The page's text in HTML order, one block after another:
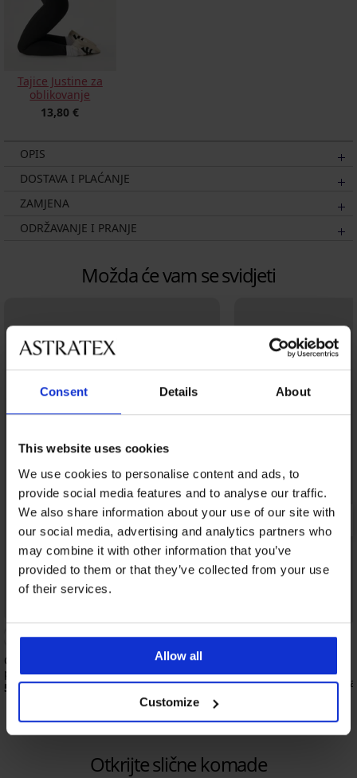
Consent Details About
This website uses cookies
We use cookies to personalise content and ads, to
provide social media features and to analyse our traffic.
We also share information about your use of our site with
our social media, advertising and analytics partners who
may combine it with other information that you’ve
provided to them or that they’ve collected from your use
of their services.
Allow all
Customize
Tajice Justine za
oblikovanje
13,80 €
OPIS
DOSTAVA I PLAĆANJE
ZAMJENA
ODRŽAVANJE I PRANJE
Možda će vam se svidjeti
4
Grudnjak Push Perfect Bardot
podstavljeni
53,99 €
Grudnjak Spacer 3D
Otkrijte slične komade